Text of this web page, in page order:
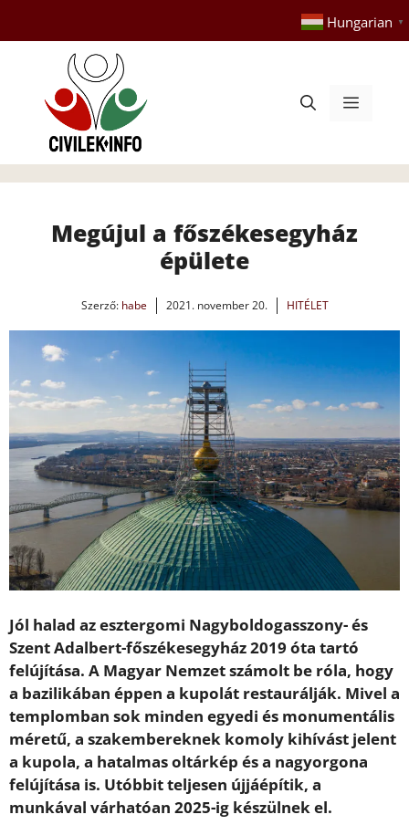
tartalomba
Hungarian ▼
Menü
Megújul a főszékesegyház
épülete
Szerző: habe 2021. november 20. HITÉLET
Jól halad az esztergomi Nagyboldogasszony- és
Szent Adalbert-főszékesegyház 2019 óta tartó
felújítása. A Magyar Nemzet számolt be róla, hogy
a bazilikában éppen a kupolát restaurálják. Mivel a
templomban sok minden egyedi és monumentális
méretű, a szakembereknek komoly kihívást jelent
a kupola, a hatalmas oltárkép és a nagyorgona
felújítása is. Utóbbit teljesen újjáépítik, a
munkával várhatóan 2025-ig készülnek el.